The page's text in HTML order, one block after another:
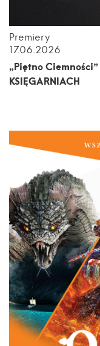
Premiery
17.06.2026
„Piętno
KSIĘGARNIACH